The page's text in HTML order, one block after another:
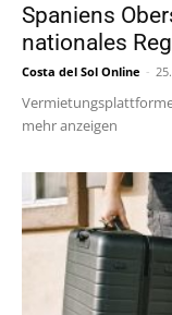
Spaniens
nationales
Costa del Sol Online -
mehr anzeigen